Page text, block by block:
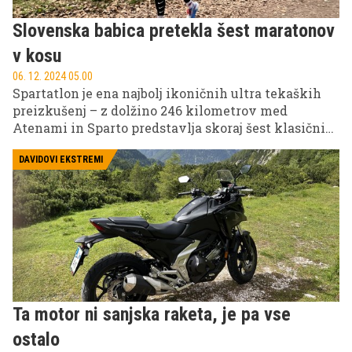
Slovenska babica pretekla šest maratonov
v kosu
06. 12. 2024 05.00
Spartatlon je ena najbolj ikoničnih ultra tekaških
preizkušenj – z dolžino 246 kilometrov med
Atenami in Sparto predstavlja skoraj šest klasičnih
razliko. Kljub temu ali prav zato je želja mnogih,
tudi slovenskih tekačev – letos ga je zmogla tudi
Alenka Pavc.
DAVIDOVI EKSTREMI
Ta motor ni sanjska raketa, je pa vse
ostalo